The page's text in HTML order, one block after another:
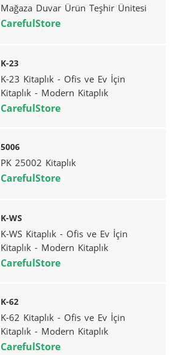
Mağaza Duvar Ürün Teşhir Ünitesi
CarefulStore
K-23
K-23 Kitaplık - Ofis ve Ev İçin
Kitaplık - Modern Kitaplık
CarefulStore
5006
PK 25002 Kitaplık
CarefulStore
K-WS
K-WS Kitaplık - Ofis ve Ev İçin
Kitaplık - Modern Kitaplık
CarefulStore
K-62
K-62 Kitaplık - Ofis ve Ev İçin
Kitaplık - Modern Kitaplık
CarefulStore